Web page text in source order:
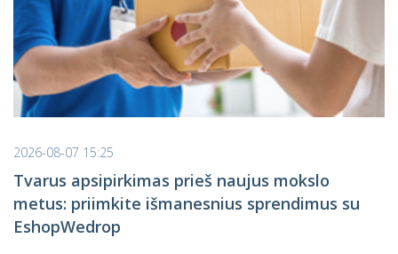
2026-08-07 15:25
Tvarus apsipirkimas prieš naujus mokslo
metus: priimkite išmanesnius sprendimus su
EshopWedrop